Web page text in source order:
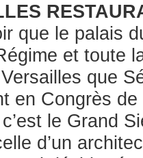
que le palais
et toute
que
en Congrès
le Grand
d’un